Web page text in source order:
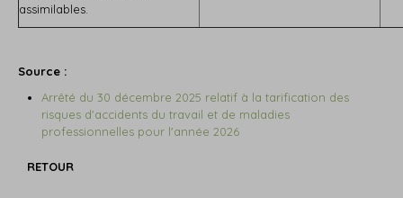
assimilables.
Source :
Arrêté du 30 décembre 2025 relatif à la tarification des
risques d'accidents du travail et de maladies
professionnelles pour l'année 2026
RETOUR